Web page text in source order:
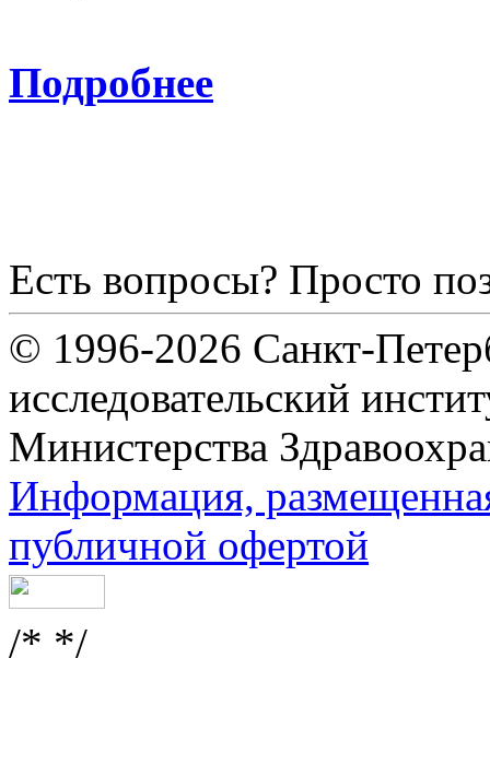
Подробнее
Есть вопросы? Просто
© 1996-2026 Санкт-
исследовательский
Министерства
Информация,
публичной офертой
/* */